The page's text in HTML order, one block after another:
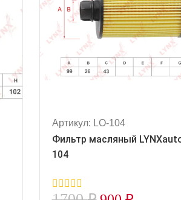
Артикул: LO-104
Фильтр масляный
104
0